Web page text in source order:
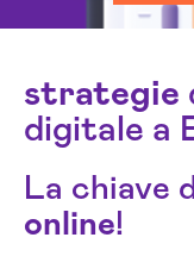
strategie
digitale a
La chiave
online!